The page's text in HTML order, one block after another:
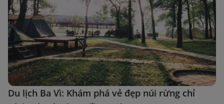
Du lịch Ba Vì: Khám phá vẻ đẹp núi rừng chỉ